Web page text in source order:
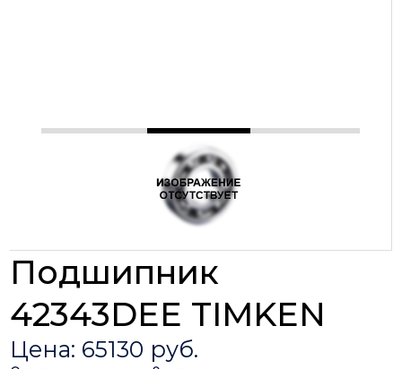
Подшипник
42343DEE TIMKEN
Цена: 65130 руб.